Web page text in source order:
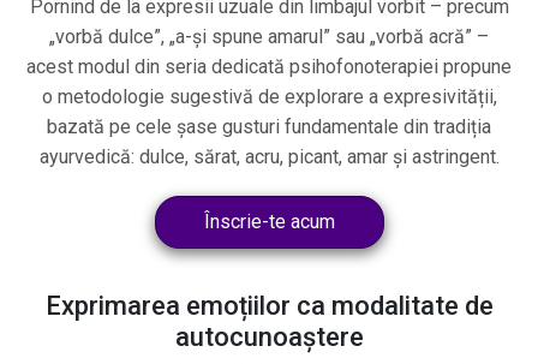
Pornind de la expresii uzuale din limbajul vorbit – precum
„vorbă dulce”, „a-și spune amarul” sau „vorbă acră” –
acest modul din seria dedicată psihofonoterapiei propune
o metodologie sugestivă de explorare a expresivității,
bazată pe cele șase gusturi fundamentale din tradiția
ayurvedică: dulce, sărat, acru, picant, amar și astringent.
Înscrie-te acum
Exprimarea emoțiilor ca modalitate de
autocunoaștere